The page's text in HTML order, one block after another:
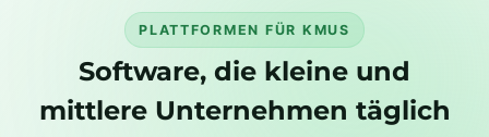
PLATTFORMEN FÜR KMUS
Software, die kleine und
mittlere Unternehmen täglich